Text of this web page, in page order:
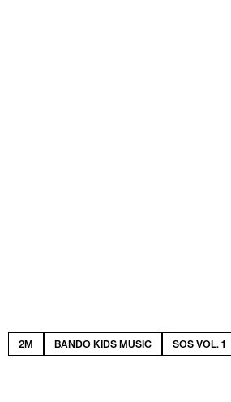
2M BANDO KIDS MUSIC SOS VOL. 1